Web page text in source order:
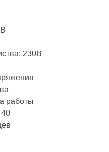
230В
работы
40